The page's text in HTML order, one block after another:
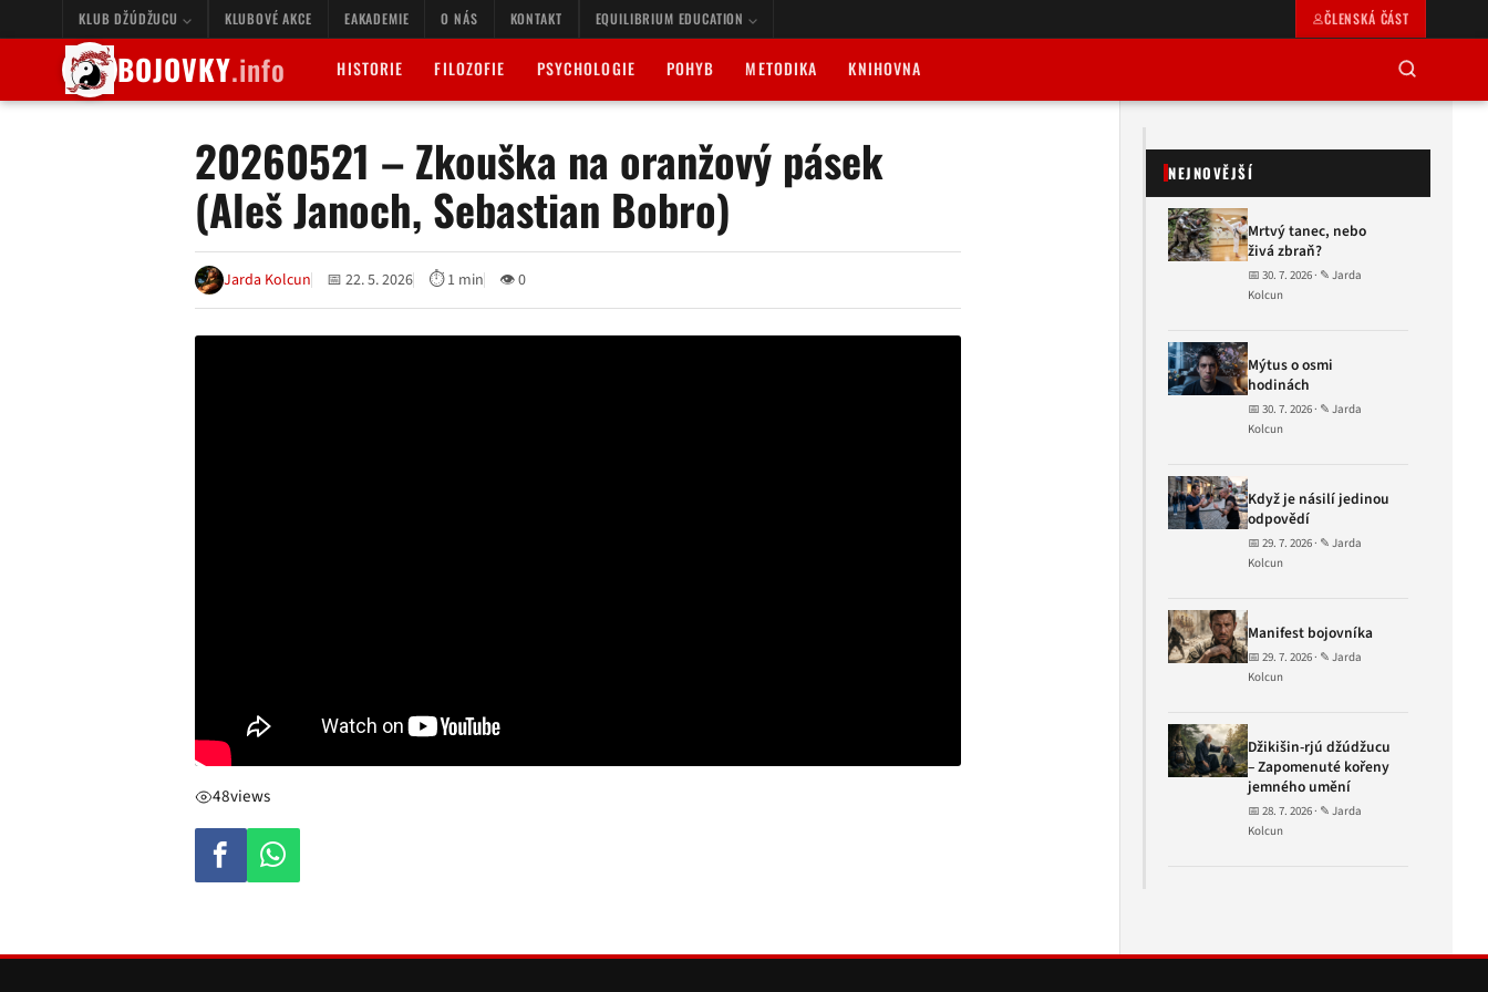
KLUB DŽÚDŽUCU KLUBOVÉ AKCE EAKADEMIE O NÁS KONTAKT EQUILIBRIUM EDUCATION ČLENSKÁ ČÁST
BOJOVKY.info HISTORIE FILOZOFIE PSYCHOLOGIE POHYB METODIKA KNIHOVNA
20260521 – Zkouška na oranžový pásek
(Aleš Janoch, Sebastian Bobro)
Jarda Kolcun 📅 22. 5. 2026 ⏱ 1 min 👁 0
48views
NEJNOVĚJŠÍ
Mrtvý tanec, nebo
živá zbraň?
📅 30. 7. 2026 · ✎ Jarda
Kolcun
Mýtus o osmi
hodinách
📅 30. 7. 2026 · ✎ Jarda
Kolcun
Když je násilí jedinou
odpovědí
📅 29. 7. 2026 · ✎ Jarda
Kolcun
Manifest bojovníka
📅 29. 7. 2026 · ✎ Jarda
Kolcun
Džikišin-rjú džúdžucu
– Zapomenuté kořeny
jemného umění
📅 28. 7. 2026 · ✎ Jarda
Kolcun